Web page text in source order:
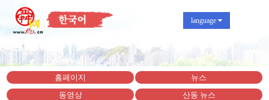
language
홈페이지
뉴스
동영상
산동 뉴스